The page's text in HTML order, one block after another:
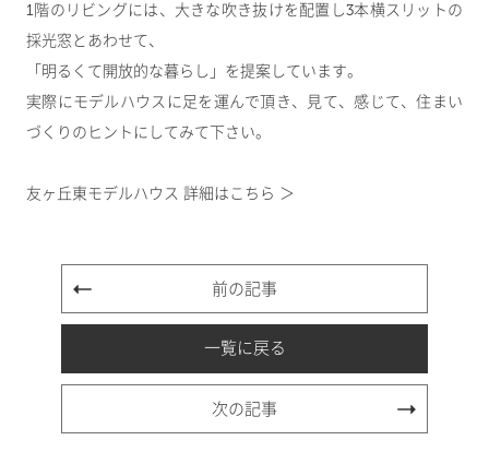
1階のリビングには、大きな吹き抜けを配置し3本横スリットの
採光窓とあわせて、
「明るくて開放的な暮らし」を提案しています。
実際にモデルハウスに足を運んで頂き、見て、感じて、住まい
づくりのヒントにしてみて下さい。
友ヶ丘東モデルハウス 詳細はこちら ＞
前の記事
一覧に戻る
次の記事